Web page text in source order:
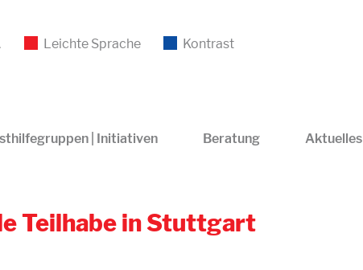
Leichte Sprache Kontrast
| Initiativen Beratung Aktuelles
Teilhabe in Stuttgart